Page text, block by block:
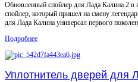
Обновленный спойлер для Лада Калина 2 в
спойлер, который пришел на смену
для Лада Калина универсал первого
Подробнее
Уплотнитель дверей для